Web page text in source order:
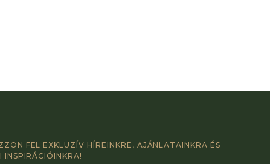
FEL EXKLUZÍV HÍREINKRE, AJÁNLATAINKRA ÉS
INSPIRÁCIÓINKRA!